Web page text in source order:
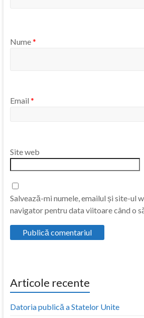
Nume*
Email *
Site web
Salvează-mi numele, emailul și site-ul
navigator pentru data viitoare când o
Articole recente
Datoria publică a Statelor Unite